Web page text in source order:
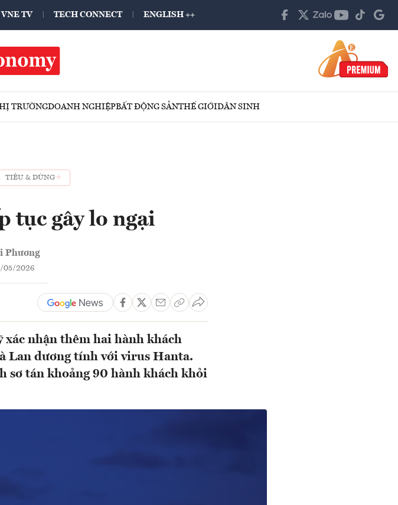
VNE TV TECH CONNECT ENGLISH ++
TRƯỜNGDOANH NGHIỆPBẤT ĐỘNG SẢNTHẾ GIỚIDÂN SINH
TIÊU & DÙNG
tục gây lo ngại
Phương
05/2026
xác nhận thêm hai hành khách
Lan dương tính với virus Hanta.
sơ tán khoảng 90 hành khách khỏi